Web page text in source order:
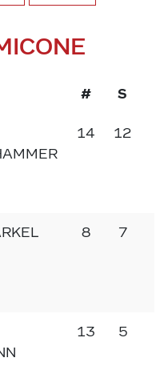
# S
14 12
8 7
13 5